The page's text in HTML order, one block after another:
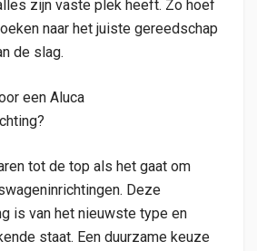
zijn vaste plek heeft. Zo hoef
naar het juiste gereedschap
de slag.
een Aluca
tot de top als het gaat om
Deze
is van het nieuwste type en
staat. Een duurzame keuze